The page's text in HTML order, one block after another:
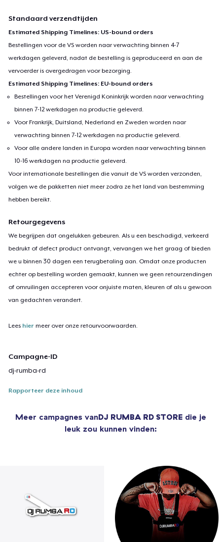
Standaard verzendtijden
Estimated Shipping Timelines: US-bound orders
Bestellingen voor de VS worden naar verwachting binnen 4-7
werkdagen geleverd, nadat de bestelling is geproduceerd en aan de
vervoerder is overgedragen voor bezorging.
Estimated Shipping Timelines: EU-bound orders
Bestellingen voor het Verenigd Koninkrijk worden naar verwachting
binnen 7-12 werkdagen na productie geleverd.
Voor Frankrijk, Duitsland, Nederland en Zweden worden naar
verwachting binnen 7-12 werkdagen na productie geleverd.
Voor alle andere landen in Europa worden naar verwachting binnen
10-16 werkdagen na productie geleverd.
Voor internationale bestellingen die vanuit de VS worden verzonden,
volgen we de pakketten niet meer zodra ze het land van bestemming
hebben bereikt.
Retourgegevens
We begrijpen dat ongelukken gebeuren. Als u een beschadigd, verkeerd
bedrukt of defect product ontvangt, vervangen we het graag of bieden
we u binnen 30 dagen een terugbetaling aan. Omdat onze producten
echter op bestelling worden gemaakt, kunnen we geen retourzendingen
of omruilingen accepteren voor onjuiste maten, kleuren of als u gewoon
van gedachten verandert.
Lees hier meer over onze retourvoorwaarden.
Campagne-ID
dj-rumba-rd
Rapporteer deze inhoud
Meer campagnes vanDJ RUMBA RD STOREdie je
leuk zou kunnen vinden: